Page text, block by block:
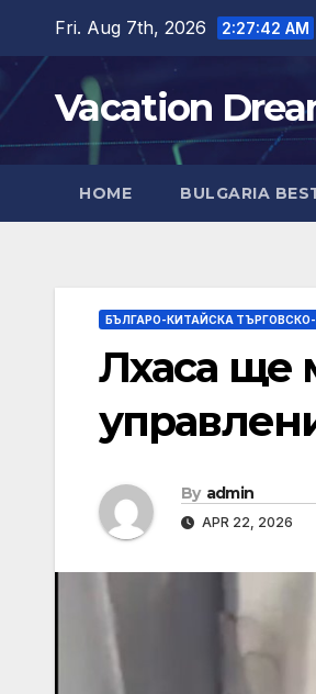
content
Fri. Aug 7th, 2026 2:27:44 AM
Vacation
HOME BULGARIA
БЪЛГАРО-КИТАЙСКА
Лхаса ще
By admin
APR 22, 2026